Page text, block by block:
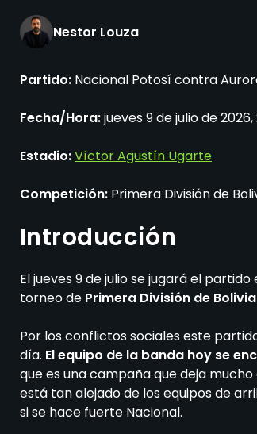
Nestor Louza
Partido: Nacional Potosí contra
Fecha/Hora:jueves 9 de julio de
Estadio:Víctor Agustín Ugarte
Competición: Primera División de
Introducción
El jueves 9 de julio se jugará el
torneo de Primera División de
Por los conflictos sociales este
día. El equipo de la banda hoy se
que es una campaña que deja mucho
está tan alejado de los equipos de
si se hace fuerte Nacional.